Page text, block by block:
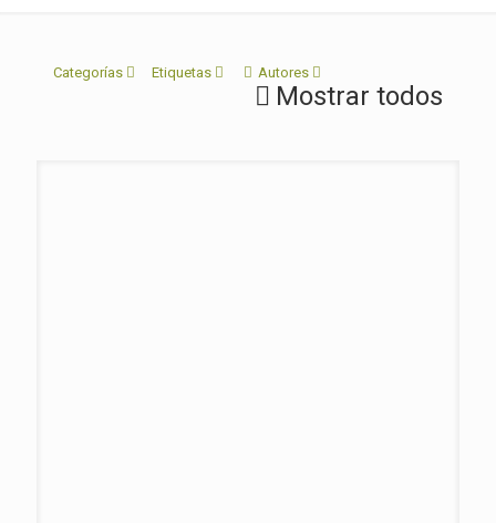
Categorías Etiquetas Autores
Mostrar todos